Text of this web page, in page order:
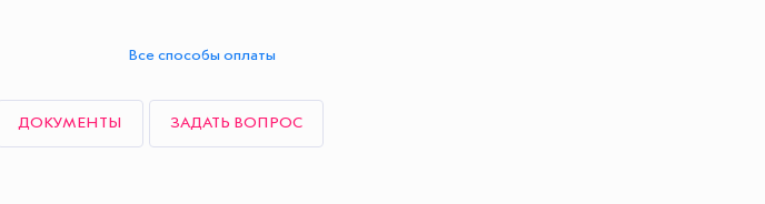
Все способы оплаты
ДОКУМЕНТЫ ЗАДАТЬ ВОПРОС